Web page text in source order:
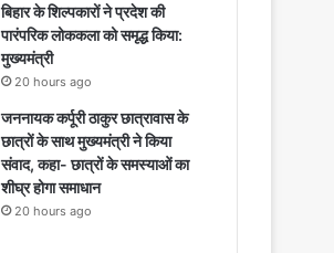
बिहार के शिल्पकारों ने प्रदेश की
पारंपरिक लोककला को समृद्ध किया:
मुख्यमंत्री
20 hours ago
जननायक कर्पूरी ठाकुर छात्रावास के
छात्रों के साथ मुख्यमंत्री ने किया
संवाद, कहा- छात्रों के समस्याओं का
शीघ्र होगा समाधान
20 hours ago